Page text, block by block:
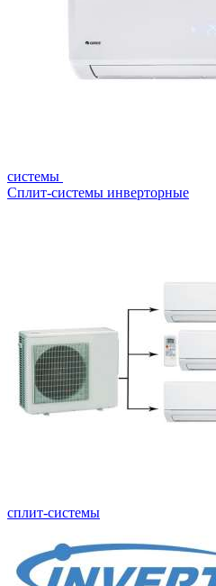
системы
Сплит-системы инверторные
сплит-системы